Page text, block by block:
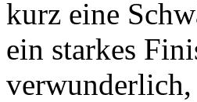
kurz eine
ein starkes
verwunderlich,